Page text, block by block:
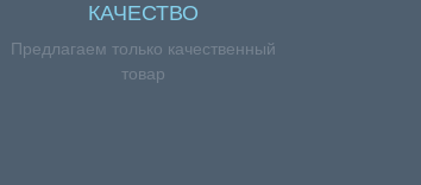
КАЧЕСТВО
Предлагаем только качественный
товар